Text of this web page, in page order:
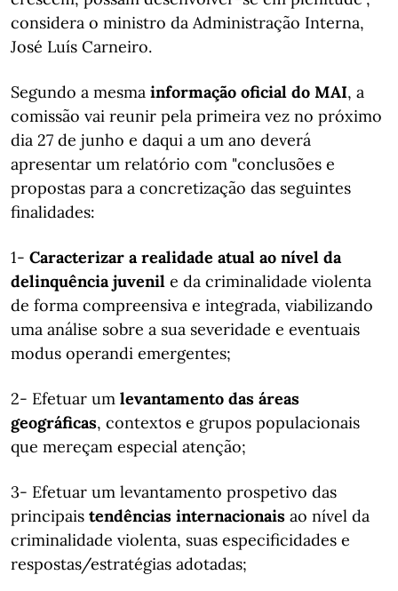
considera o ministro da Administração Interna,
José Luís Carneiro.
Segundo a mesma informação oficial do MAI, a
comissão vai reunir pela primeira vez no próximo
dia 27 de junho e daqui a um ano deverá
apresentar um relatório com "conclusões e
propostas para a concretização das seguintes
finalidades:
1- Caracterizar a realidade atual ao nível da
delinquência juvenil e da criminalidade violenta
de forma compreensiva e integrada, viabilizando
uma análise sobre a sua severidade e eventuais
modus operandi emergentes;
2- Efetuar um levantamento das áreas
geográficas, contextos e grupos populacionais
que mereçam especial atenção;
3- Efetuar um levantamento prospetivo das
principais tendências internacionais ao nível da
criminalidade violenta, suas especificidades e
respostas/estratégias adotadas;